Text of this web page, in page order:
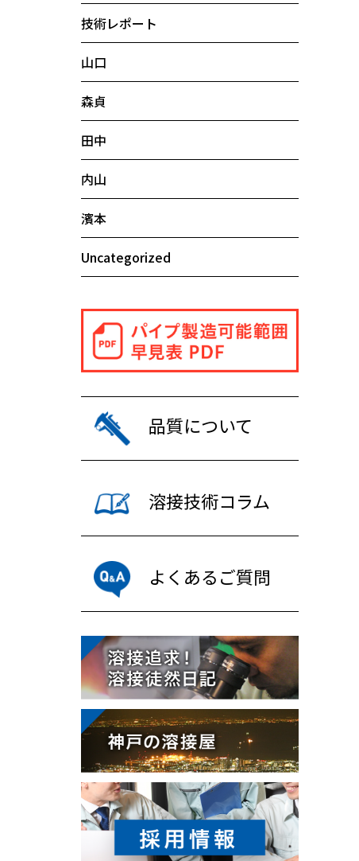
技術レポート
山口
森貞
田中
内山
濱本
Uncategorized
品質について
溶接技術コラム
よくあるご質問